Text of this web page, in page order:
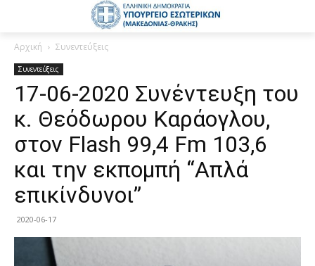
Αρχική Συνεντεύξεις
Συνεντεύξεις
17-06-2020 Συνέντευξη του
κ. Θεόδωρου Καράογλου,
στον Flash 99,4 Fm 103,6
και την εκπομπή “Απλά
επικίνδυνοι”
2020-06-17